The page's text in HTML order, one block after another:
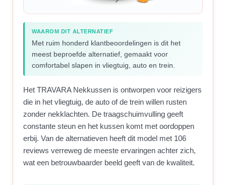
WAAROM DIT ALTERNATIEF
Met ruim honderd klantbeoordelingen is dit het
meest beproefde alternatief, gemaakt voor
comfortabel slapen in vliegtuig, auto en trein.
Het TRAVARA Nekkussen is ontworpen voor reizigers
die in het vliegtuig, de auto of de trein willen rusten
zonder nekklachten. De traagschuimvulling geeft
constante steun en het kussen komt met oordoppen
erbij. Van de alternatieven heeft dit model met 106
reviews verreweg de meeste ervaringen achter zich,
wat een betrouwbaarder beeld geeft van de kwaliteit.